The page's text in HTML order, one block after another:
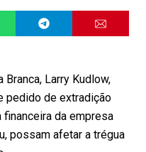
Larry Kudlow,
pedido de extradição
da empresa
possam afetar a trégua